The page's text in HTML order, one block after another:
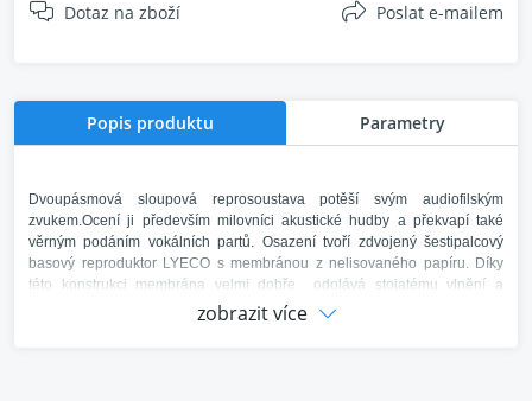
Dotaz na zboží Poslat e-mailem
Popis produktu Parametry
Dvoupásmová sloupová reprosoustava potěší svým audiofilským
zvukem.Ocení ji především milovníci akustické hudby a překvapí také
věrným podáním vokálních partů. Osazení tvoří zdvojený šestipalcový
basový reproduktor LYECO s membránou z nelisovaného papíru. Díky
této konstrukci membrána velmi dobře odolává stojatému vlnění a
basová složka vyniká svou přesností. Ideální kombinaci doplňuje výškový
zobrazit více